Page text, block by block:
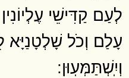
לְעַם קַדִּישֵׁי
עָלַם וְכֹל שָׁלְטָנַיָּא
וְיִֽשְׁתַּמְּעֽוּן ׃